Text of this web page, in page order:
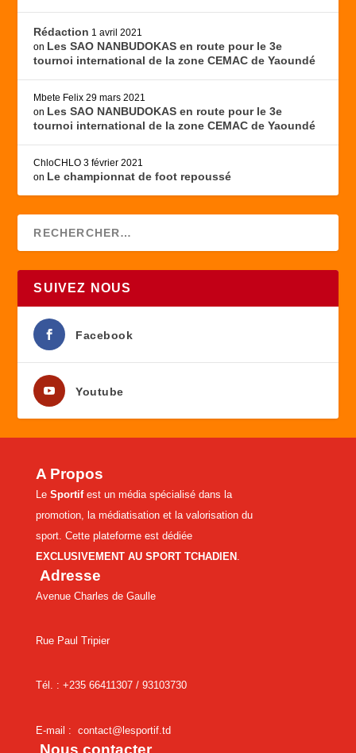
Rédaction 1 avril 2021
on Les SAO NANBUDOKAS en route pour le 3e
tournoi international de la zone CEMAC de Yaoundé
Mbete Felix 29 mars 2021
on Les SAO NANBUDOKAS en route pour le 3e
tournoi international de la zone CEMAC de Yaoundé
ChloCHLO 3 février 2021
on Le championnat de foot repoussé
SUIVEZ NOUS
Facebook
Youtube
A Propos
Le Sportifest un média spécialisé dans la
promotion, la médiatisation et la valorisation du
sport. Cette plateforme est dédiée
EXCLUSIVEMENT AU SPORT TCHADIEN.
Adresse
Avenue Charles de Gaulle
Rue Paul Tripier
Tél. : +235 66411307 / 93103730
E-mail : contact@lesportif.td
Nous contacter